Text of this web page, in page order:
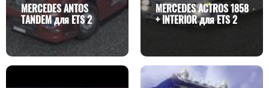
MERCEDES ANTOS
TANDEM для ETS 2
MERCEDES ACTROS 1858
+ INTERIOR для ETS 2